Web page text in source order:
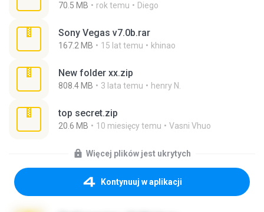
70.5 MB rok temu Diego
Sony Vegas v7.0b.rar
167.2 MB 15 lat temu khinao
New folder xx.zip
808.4 MB 3 lata temu henry N.
top secret.zip
20.6 MB 10 miesięcy temu Vasni Vhuo
Więcej plików jest ukrytych
Kontynuuj w aplikacji